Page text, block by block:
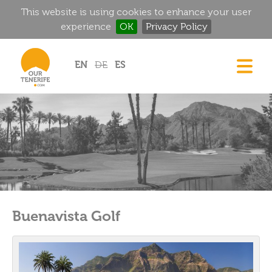
This website is using cookies to enhance your user
experience
OK
Privacy Policy
EN
DE ES
CASAS
GOURMET
MANSIONES HISTÓRICAS
RINCONES MÁGICOS
GOLF
Buenavista Golf